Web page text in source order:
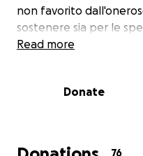
non favorito
sostenere sia per le
dovute alla funzione
affrontare questa
Read more
Donate
76